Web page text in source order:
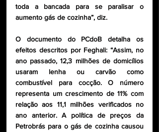
toda a bancada para se paralisar o
aumento gás de cozinha”, diz.
O documento do PCdoB detalha os
efeitos descritos por Feghali: “Assim, no
ano passado, 12,3 milhões de domicílios
usaram lenha ou carvão como
combustível para cocção. O número
representa um crescimento de 11% com
relação aos 11,1 milhões verificados no
ano anterior. A política de preços da
Petrobrás para o gás de cozinha causou